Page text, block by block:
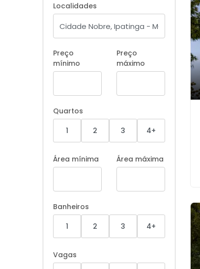
Localidades
Preço
mínimo
Preço
máximo
Quartos
1
2 3 4+
Área mínima Área máxima
Banheiros
1
2 3 4+
Vagas